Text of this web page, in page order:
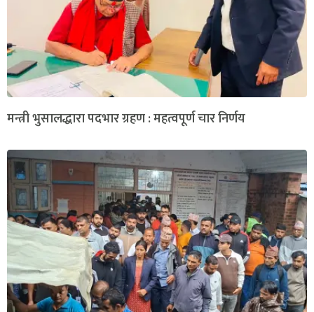
मन्त्री भुसालद्धारा पदभार ग्रहण : महत्वपूर्ण चार निर्णय